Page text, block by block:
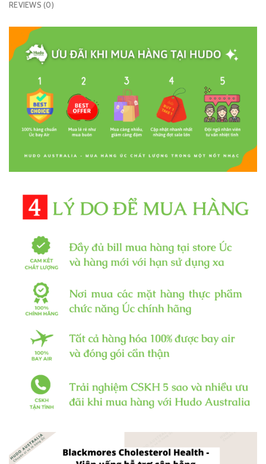
REVIEWS (0)